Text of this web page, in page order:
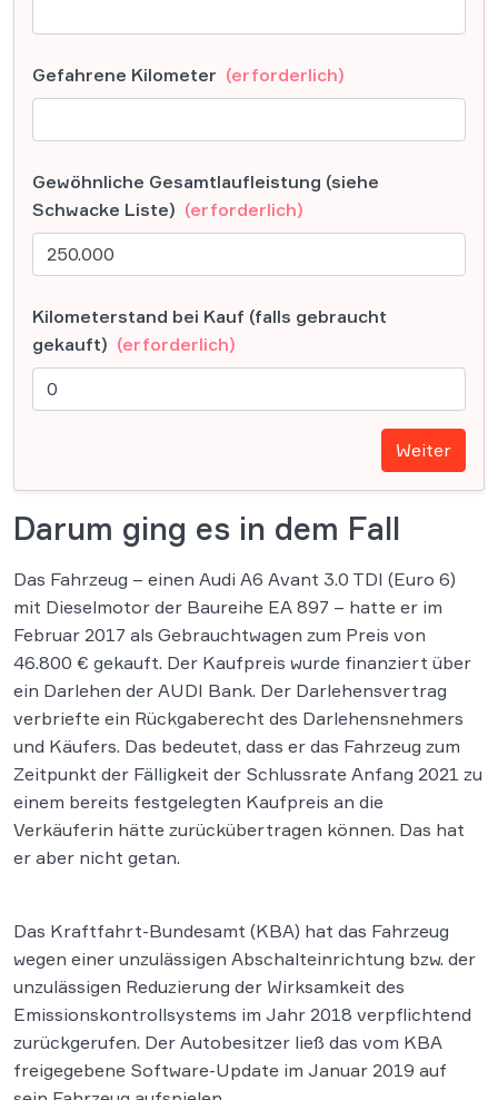
Gefahrene Kilometer (erforderlich)
Gewöhnliche Gesamtlaufleistung (siehe
Schwacke Liste) (erforderlich)
Kilometerstand bei Kauf (falls gebraucht
gekauft) (erforderlich)
Weiter
Darum ging es in dem Fall
Das Fahrzeug – einen Audi A6 Avant 3.0 TDI (Euro 6)
mit Dieselmotor der Baureihe EA 897 – hatte er im
Februar 2017 als Gebrauchtwagen zum Preis von
46.800 € gekauft. Der Kaufpreis wurde finanziert über
ein Darlehen der AUDI Bank. Der Darlehensvertrag
verbriefte ein Rückgaberecht des Darlehensnehmers
und Käufers. Das bedeutet, dass er das Fahrzeug zum
Zeitpunkt der Fälligkeit der Schlussrate Anfang 2021 zu
einem bereits festgelegten Kaufpreis an die
Verkäuferin hätte zurückübertragen können. Das hat
er aber nicht getan.
Das Kraftfahrt-Bundesamt (KBA) hat das Fahrzeug
wegen einer unzulässigen Abschalteinrichtung bzw. der
unzulässigen Reduzierung der Wirksamkeit des
Emissionskontrollsystems im Jahr 2018 verpflichtend
zurückgerufen. Der Autobesitzer ließ das vom KBA
freigegebene Software-Update im Januar 2019 auf